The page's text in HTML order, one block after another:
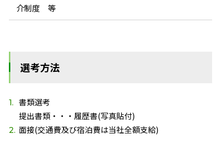
介制度 等
選考方法
書類選考
提出書類・・・履歴書(写真貼付)
面接(交通費及び宿泊費は当社全額支給)